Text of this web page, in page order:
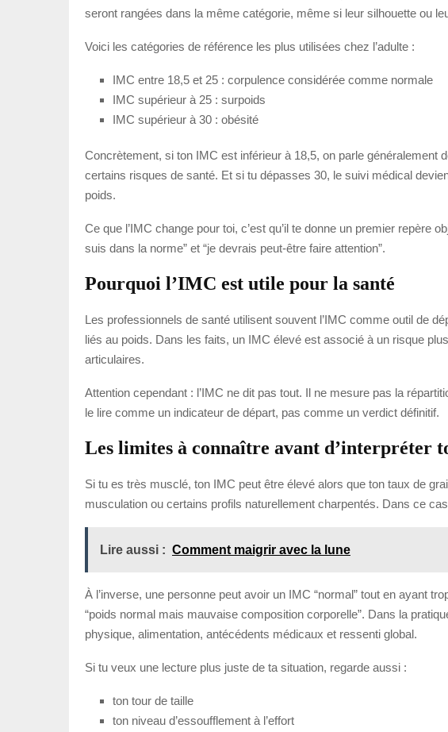
seront rangées dans la même catégorie, même si leur silhouette ou
Voici les catégories de référence les plus utilisées chez l’adulte :
IMC entre 18,5 et 25 : corpulence considérée comme normale
IMC supérieur à 25 : surpoids
IMC supérieur à 30 : obésité
Concrètement, si ton IMC est inférieur à 18,5, on parle généralement
certains risques de santé. Et si tu dépasses 30, le suivi médical
poids.
Ce que l’IMC change pour toi, c’est qu’il te donne un premier repère
suis dans la norme” et “je devrais peut-être faire attention”.
Pourquoi l’IMC est utile pour la santé
Les professionnels de santé utilisent souvent l’IMC comme outil de
liés au poids. Dans les faits, un IMC élevé est associé à un risque
articulaires.
Attention cependant : l’IMC ne dit pas tout. Il ne mesure pas la
le lire comme un indicateur de départ, pas comme un verdict définitif.
Les limites à connaître avant d’interpréter
Si tu es très musclé, ton IMC peut être élevé alors que ton taux de
musculation ou certains profils naturellement charpentés. Dans ce
Lire aussi : Comment maigrir avec la lune
À l’inverse, une personne peut avoir un IMC “normal” tout en ayant
“poids normal mais mauvaise composition corporelle”. Dans la
physique, alimentation, antécédents médicaux et ressenti global.
Si tu veux une lecture plus juste de ta situation, regarde aussi :
ton tour de taille
ton niveau d’essoufflement à l’effort